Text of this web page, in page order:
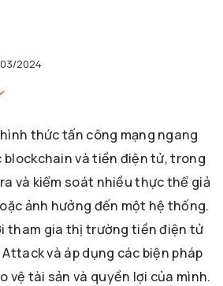
2024
thức tấn công mạng ngang
blockchain và tiền điện tử, trong
và kiểm soát nhiều thực thể giả
ảnh hưởng đến một hệ thống.
tham gia thị trường tiền điện tử
và áp dụng các biện pháp
vệ tài sản và quyền lợi của mình.